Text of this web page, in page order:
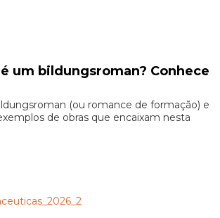
um bildungsroman? Conhece
(ou romance de formação) e
de obras que encaixam nesta